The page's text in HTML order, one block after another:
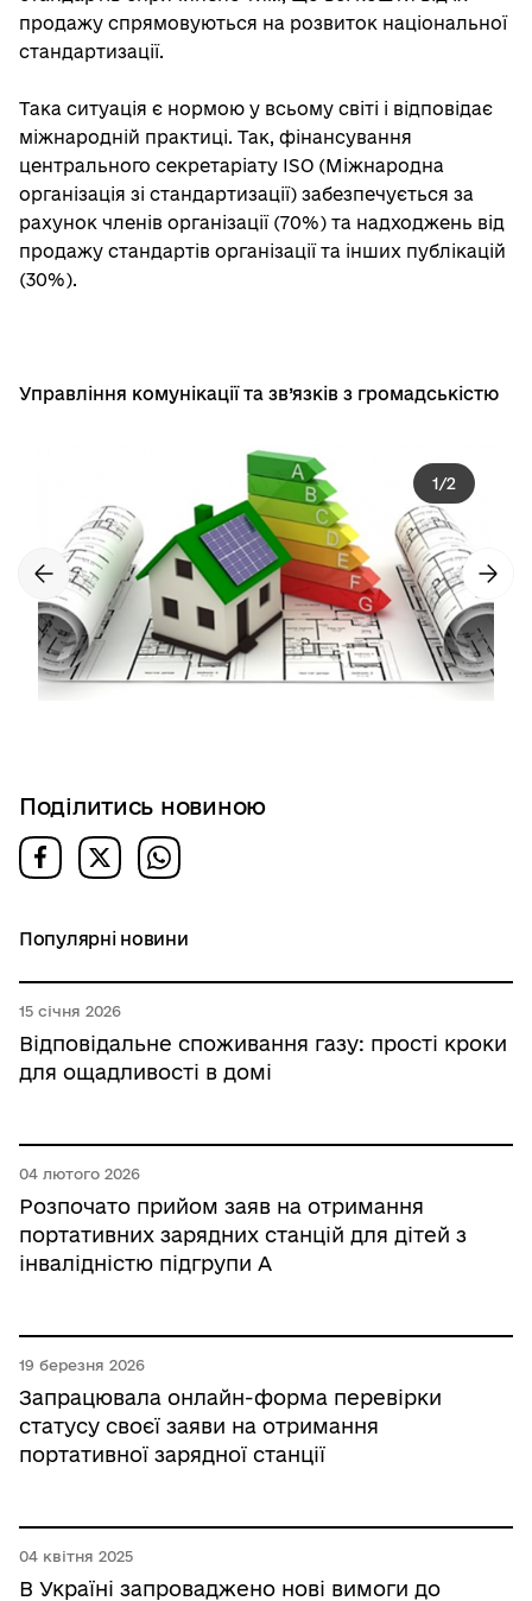
продажу спрямовуються на розвиток національної
стандартизації.
Така ситуація є нормою у всьому світі і відповідає
міжнародній практиці. Так, фінансування
центрального секретаріату ISO (Міжнародна
організація зі стандартизації) забезпечується за
рахунок членів організації (70%) та надходжень від
продажу стандартів організації та інших публікацій
(30%).
Управління комунікації та зв’язків з громадськістю
1/2
Поділитись новиною
Популярні новини
15 січня 2026
Відповідальне споживання газу: прості кроки
для ощадливості в домі
04 лютого 2026
Розпочато прийом заяв на отримання
портативних зарядних станцій для дітей з
інвалідністю підгрупи А
19 березня 2026
Запрацювала онлайн-форма перевірки
статусу своєї заяви на отримання
портативної зарядної станції
04 квітня 2025
В Україні запроваджено нові вимоги до